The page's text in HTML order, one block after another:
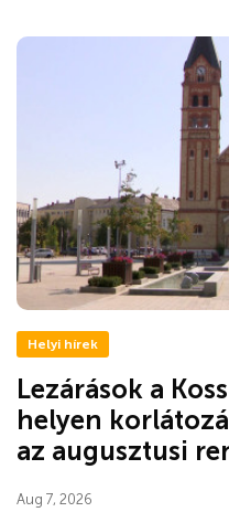
Helyi hírek
Lezárások a
helyen
az augusztusi
Aug 7, 2026